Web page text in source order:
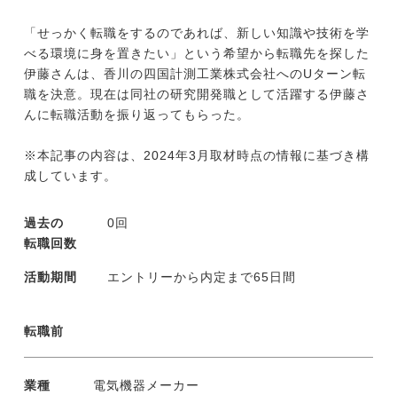
「せっかく転職をするのであれば、新しい知識や技術を学
べる環境に身を置きたい」という希望から転職先を探した
伊藤さんは、香川の四国計測工業株式会社へのUターン転
職を決意。現在は同社の研究開発職として活躍する伊藤さ
んに転職活動を振り返ってもらった。
※本記事の内容は、2024年3月取材時点の情報に基づき構
成しています。
過去の
転職回数
0回
活動期間 エントリーから内定まで65日間
転職前
業種 電気機器メーカー